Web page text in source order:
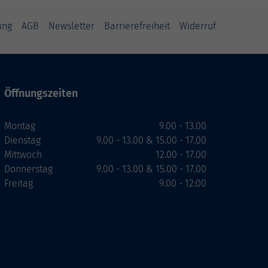
AGB Newsletter Barrierefreiheit Widerruf
Öffnungszeiten
Montag
Dienstag
Mittwoch
Donnerstag
Freitag
9.00 - 13.00
9.00 - 13.00 & 15.00 - 17.00
12.00 - 17.00
9.00 - 13.00 & 15.00 - 17.00
9.00 - 12:00